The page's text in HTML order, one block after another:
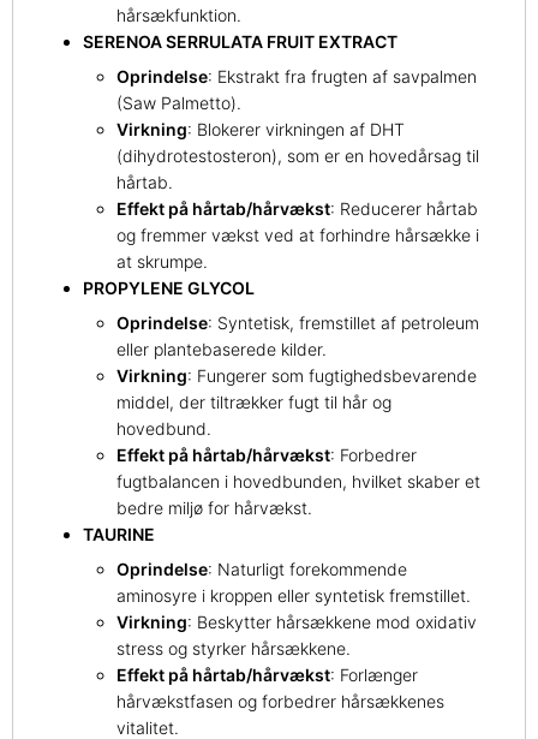
hårsækfunktion.
SERENOA SERRULATA FRUIT EXTRACT
Oprindelse: Ekstrakt fra frugten af savpalmen
(Saw Palmetto).
Virkning: Blokerer virkningen af DHT
(dihydrotestosteron), som er en hovedårsag til
hårtab.
Effekt på hårtab/hårvækst: Reducerer hårtab
og fremmer vækst ved at forhindre hårsække i
at skrumpe.
PROPYLENE GLYCOL
Oprindelse: Syntetisk, fremstillet af petroleum
eller plantebaserede kilder.
Virkning: Fungerer som fugtighedsbevarende
middel, der tiltrækker fugt til hår og
hovedbund.
Effekt på hårtab/hårvækst: Forbedrer
fugtbalancen i hovedbunden, hvilket skaber et
bedre miljø for hårvækst.
TAURINE
Oprindelse: Naturligt forekommende
aminosyre i kroppen eller syntetisk fremstillet.
Virkning: Beskytter hårsækkene mod oxidativ
stress og styrker hårsækkene.
Effekt på hårtab/hårvækst: Forlænger
hårvækstfasen og forbedrer hårsækkenes
vitalitet.